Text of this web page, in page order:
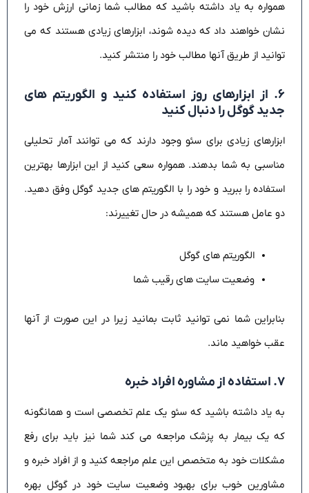
همواره به یاد داشته باشید که مطالب شما زمانی ارزش خود را
نشان خواهند داد که دیده شوند، ابزارهای زیادی هستند که می
توانید از طریق آنها مطالب خود را منتشر کنید.
۶. از ابزارهای روز استفاده کنید و الگوریتم های
جدید گوگل را دنبال کنید
ابزارهای زیادی برای سئو وجود دارند که می توانند آمار تحلیلی
مناسبی به شما بدهند. همواره سعی کنید از این ابزارها بهترین
استفاده را ببرید و خود را با الگوریتم های جدید گوگل وفق دهید.
دو عامل هستند که همیشه در حال تغییرند:
الگوریتم های گوگل
وضعیت سایت های رقیب شما
بنابراین شما نمی توانید ثابت بمانید زیرا در این صورت از آنها
عقب خواهید ماند.
۷. استفاده از مشاوره افراد خبره
به یاد داشته باشید که سئو یک علم تخصصی است و همانگونه
که یک بیمار به پزشک مراجعه می کند شما نیز باید برای رفع
مشکلات خود به متخصص این علم مراجعه کنید و از افراد خبره و
مشاورین خوب برای بهبود وضعیت سایت خود در گوگل بهره